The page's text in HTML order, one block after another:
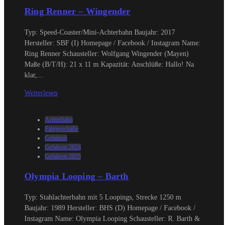
Ring Renner – Wingender
Typ: Speed-Coaster/Mini-Achterbahn Baujahr: 2017
Hersteller: SBF (I) Homepage / Facebook / Instagram Name:
Ring Renner Schausteller: Wolfgang Wingender (Mayen)
Maße (B/T/H): 21 x 11 m Kapazität: Anschlüße: Hallo! Na
klar,...
Weiterlesen
Achterbahn
Fahrgeschäfte
Gefahren
Gefahren 2024
Gefahren 2025
Olympia Looping – Barth
Typ: Stahlachterbahn mit 5 Loopings, Strecke 1250 m
Baujahr: 1989 Hersteller: BHS (D) Homepage / Facebook /
Instagram Name: Olympia Looping Schausteller: R. Barth &